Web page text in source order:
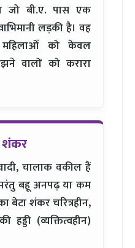
जो बी.ए. पास एक
लड़की है। वह
को केवल
वालों को करारा
शंकर
चालाक वकील हैं
बहू अनपढ़ या कम
बेटा शंकर चरित्रहीन,
(व्यक्तित्वहीन)